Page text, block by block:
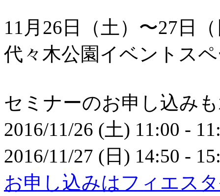
11月26日（土）〜27日
代々木公園イベントス
セミナーのお申し込み
2016/11/26 (土) 11:00 -
2016/11/27 (日) 14:50 -
お申し込みはフィエス